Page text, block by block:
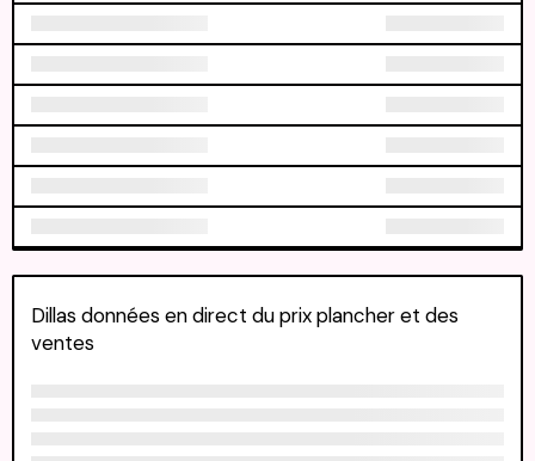
Dillas données en direct du prix plancher et des
ventes